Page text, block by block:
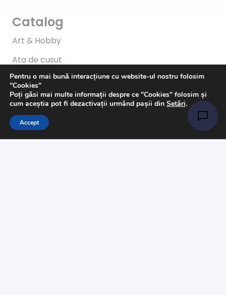
Catalog
Art & Hobby
Ata de cusut
Pasmanterie
Tesaturi
Accesorii
Informații
Pentru o mai bună interacțiune cu website-ul nostru folosim
"Cookies"
Poți găsi mai multe informații despre ce "Cookies" folosim și
cum aceștia pot fi dezactivații urmând pașii din Setări.
Accept